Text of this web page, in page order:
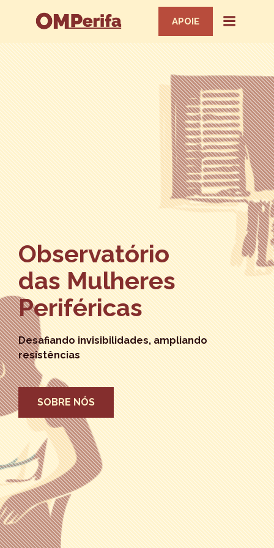
APOIE
Observatório
das Mulheres
Periféricas
Desafiando invisibilidades, ampliando
resistências
SOBRE NÓS